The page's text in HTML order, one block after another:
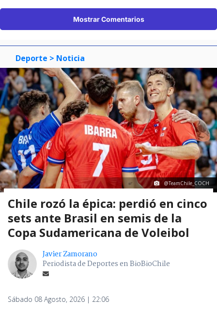
Mostrar Comentarios
Deporte > Noticia
@TeamChile_COCH
Chile rozó la épica: perdió en cinco
sets ante Brasil en semis de la
Copa Sudamericana de Voleibol
Javier Zamorano
Periodista de Deportes en BioBioChile
Sábado 08 Agosto, 2026 | 22:06